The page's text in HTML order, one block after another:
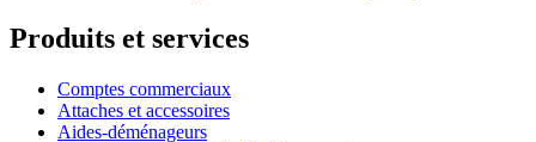
Produits et services
Comptes commerciaux
Attaches et accessoires
Aides-déménageurs